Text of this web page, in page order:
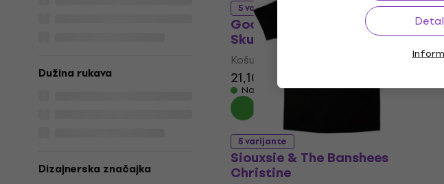
Dužina rukava
Dizajnerska značajka
5 varijante
Good Charlotte Generation Rx
Skulls
Košulja
21,10 €
Na skladištu
5 varijante
Siouxsie & The Banshees
Christine